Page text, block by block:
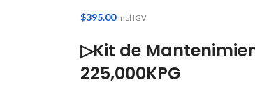
$395.00 Incl IGV
▷Kit de
225,000KPG